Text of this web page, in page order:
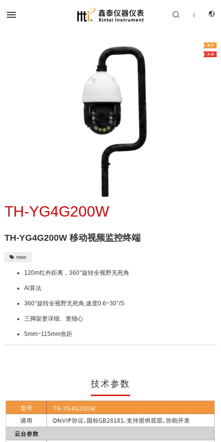
产品中心
解决方案
服务支持
关于我们
 | 
TH-YG4G200W
TH-YG4G200W 移动视频监控终端
 new
120m红外距离，360°旋转全视野⽆死⻆
Ai算法
360°旋转全视野⽆死⻆,速度0.6~30°/S
三脚架更详细、更细⼼
5mm~115mm焦距
技术参数